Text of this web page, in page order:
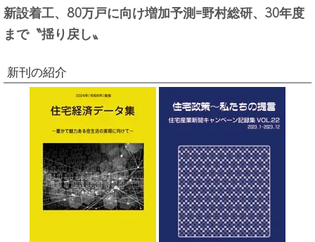
新設着工、80万戸に向け増加予測=野村総研、30年度
まで〝揺り戻し〟
新刊の紹介